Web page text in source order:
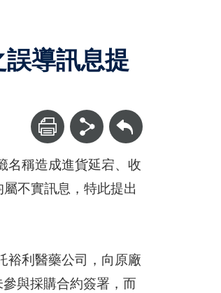
導訊息提
回上一頁
名稱造成進貨延宕、收
不實訊息，特此提出
裕利醫藥公司，向原廠
與採購合約簽署，而